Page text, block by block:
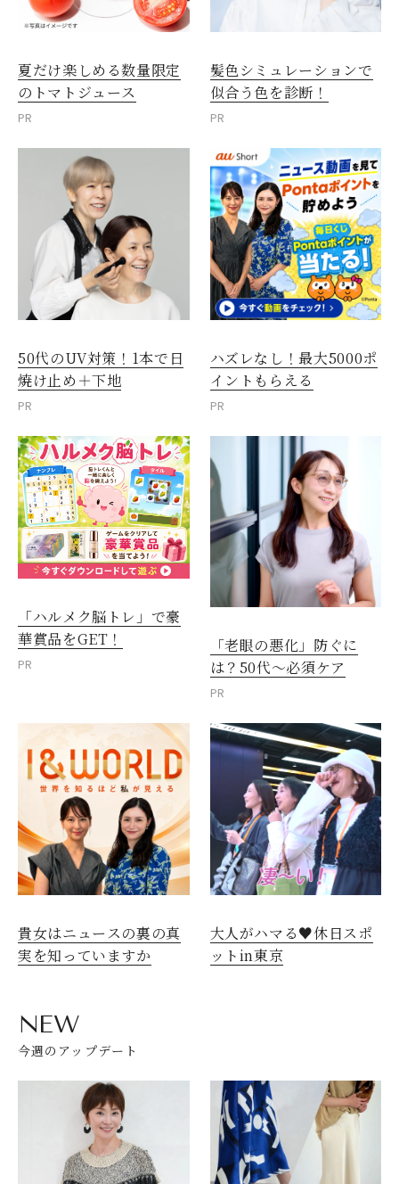
夏だけ楽しめる数量限定
のトマトジュース
PR
髪色シミュレーションで
似合う色を診断！
PR
50代のUV対策！1本で日
焼け止め＋下地
PR
ハズレなし！最大5000ポ
イントもらえる
PR
「ハルメク脳トレ」で豪
華賞品をGET！
PR
「老眼の悪化」防ぐに
は？50代～必須ケア
PR
貴女はニュースの裏の真
実を知っていますか
大人がハマる♥休日スポ
ットin東京
NEW
今週のアップデート